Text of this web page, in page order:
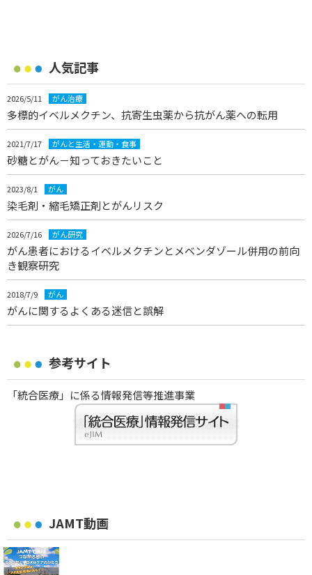
人気記事
2026/5/11 がん治療
多標的イベルメクチン、抗寄生虫薬から抗がん薬への転用
2021/7/17 がんと生活・運動・食事
砂糖とがん－知っておきたいこと
2023/8/1 がん
染毛剤・縮毛矯正剤とがんリスク
2026/7/16 がん研究
がん患者におけるイベルメクチンとメベンダゾール併用の前向
き観察研究
2018/7/9 がん
がんに関するよくある迷信と誤解
参考サイト
「統合医療」に係る情報発信等推進事業
JAMT動画